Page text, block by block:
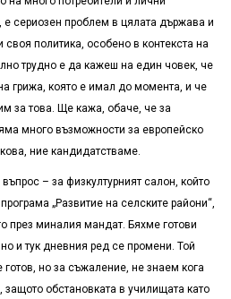
е сериозен проблем в цялата държава и
своя политика, особено в контекста на
трудно е да кажеш на един човек, че
грижа, която е имал до момента, и че
за това. Ще кажа, обаче, че за
много възможности за европейско
ние кандидатстваме.
– за физкултурният салон, който
„Развитие на селските райони“,
през миналия мандат. Бяхме готови
и тук дневния ред се промени. Той
но за съжаление, не знаем кога
обстановката в училищата като